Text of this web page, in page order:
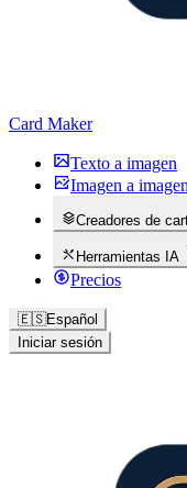
Card Maker
Texto a imagen
Imagen a imagen
Creadores de
Herramientas IA
Precios
🇪🇸Español
Iniciar sesión